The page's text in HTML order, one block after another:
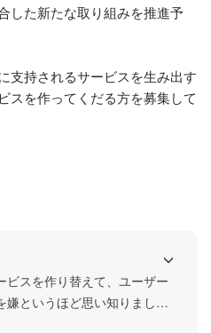
した新たな取り組みを推進予
支持されるサービスを生み出す
スを作ってくだる方を募集して
スを作り替えて、ユーザー
嫌というほど思い知りまし